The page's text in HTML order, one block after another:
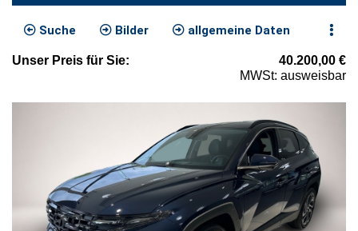
Suche Bilder allgemeine Daten
Unser Preis für Sie: 40.200,00 €
MWSt: ausweisbar